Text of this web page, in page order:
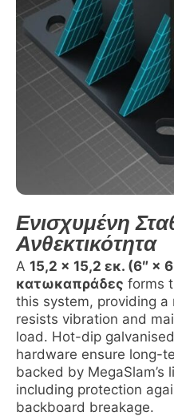
Ενισχυμένη
Ανθεκτικότητα
A 15,2 x 15,2 εκ. (6″ ×
κατωκαπράδες forms
this system, providing
resists vibration and
load. Hot-dip
hardware ensure long-
backed by
including protection
backboard breakage.